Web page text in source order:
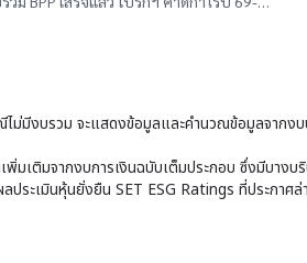
เป้าหมาย 14.50-16.50 บาท ยีลด์ปันผลดี
ม่มีงบรวม จะแสดงข้อมูลและคำนวณข้อมูลจากง
เติมจากงบการเงินฉบับเต็มประกอบ ซึ่งมีบาง
ประเมินหุ้นยั่งยืน SET ESG Ratings ที่ประก